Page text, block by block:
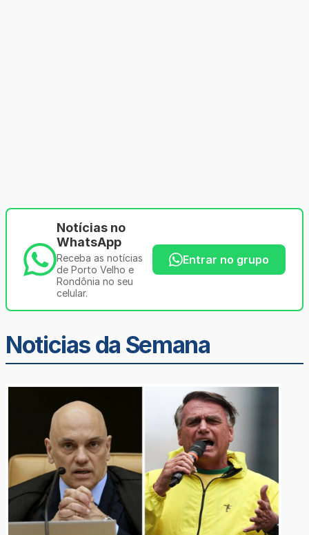
Notícias no
WhatsApp
Receba as notícias
de Porto Velho e
Rondônia no seu
celular.
Entrar no grupo
Noticias da Semana